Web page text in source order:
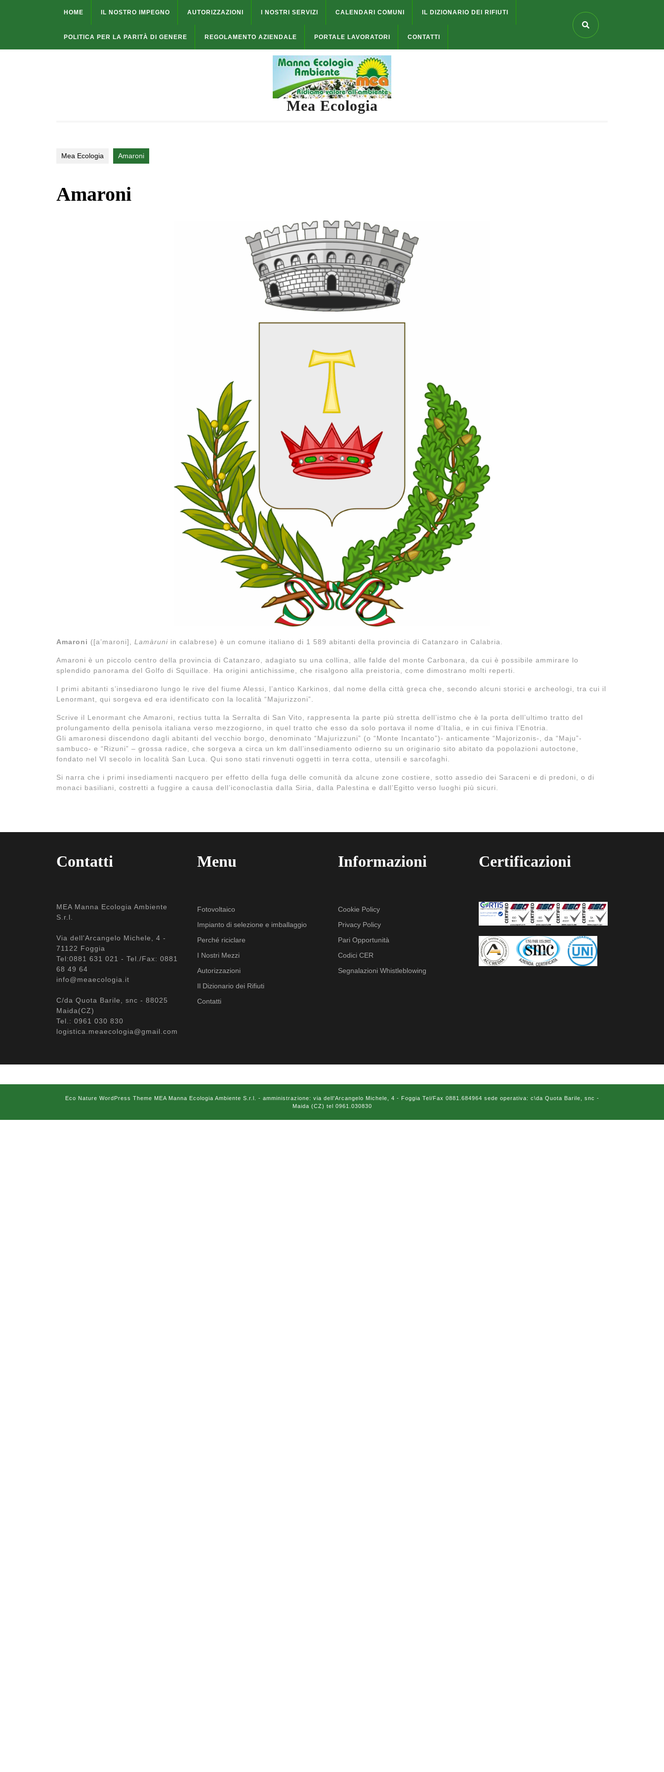
HOME IL NOSTRO IMPEGNO AUTORIZZAZIONI I NOSTRI SERVIZI CALENDARI COMUNI IL DIZIONARIO DEI RIFIUTI
POLITICA PER LA PARITÀ DI GENERE REGOLAMENTO AZIENDALE PORTALE LAVORATORI CONTATTI
Mea Ecologia
Mea Ecologia Amaroni
Amaroni
Amaroni ([a’maroni] Lamàruni in calabrese) è un comune italiano di 1 589 abitanti della provincia di Catanzaro in Calabria.
Amaroni è un piccolo centro della provincia di Catanzaro, adagiato su una collina, alle falde del monte Carbonara, da cui è possibile ammirare lo
splendido panorama del Golfo di Squillace. Ha origini antichissime, che risalgono alla preistoria, come dimostrano molti reperti.
I primi abitanti s’insediarono lungo le rive del fiume Alessi, l’antico Karkinos, dal nome della città greca che, secondo alcuni storici e archeologi, tra cui il
Lenormant, qui sorgeva ed era identificato con la località “Majurizzoni”.
Scrive il Lenormant che Amaroni, rectius tutta la Serralta di San Vito, rappresenta la parte più stretta dell’istmo che è la porta dell’ultimo tratto del
prolungamento della penisola italiana verso mezzogiorno, in quel tratto che esso da solo portava il nome d’Italia, e in cui finiva l’Enotria.
Gli amaronesi discendono dagli abitanti del vecchio borgo, denominato “Majurizzuni” (o “Monte Incantato”)- anticamente “Majorizonis-, da “Maju”-
sambuco- e “Rizuni” – grossa radice, che sorgeva a circa un km dall’insediamento odierno su un originario sito abitato da popolazioni autoctone,
fondato nel VI secolo in località San Luca. Qui sono stati rinvenuti oggetti in terra cotta, utensili e sarcofaghi.
Si narra che i primi insediamenti nacquero per effetto della fuga delle comunità da alcune zone costiere, sotto assedio dei Saraceni e di predoni, o di
monaci basiliani, costretti a fuggire a causa dell’iconoclastia dalla Siria, dalla Palestina e dall’Egitto verso luoghi più sicuri.
Contatti
MEA Manna Ecologia Ambiente
S.r.l.
Via dell'Arcangelo Michele, 4 -
71122 Foggia
Tel:0881 631 021 - Tel./Fax: 0881
68 49 64
info@meaecologia.it
C/da Quota Barile, snc - 88025
Maida(CZ)
Tel.: 0961 030 830
logistica.meaecologia@gmail.com
Menu
Fotovoltaico
Impianto di selezione e imballaggio
Perché riciclare
I Nostri Mezzi
Autorizzazioni
Il Dizionario dei Rifiuti
Contatti
Informazioni
Cookie Policy
Privacy Policy
Pari Opportunità
Codici CER
Segnalazioni Whistleblowing
Certificazioni
Eco Nature WordPress Theme MEA Manna Ecologia Ambiente S.r.l. - amministrazione: via dell'Arcangelo Michele, 4 - Foggia Tel/Fax 0881.684964 sede operativa: c\da Quota Barile, snc -
Maida (CZ) tel 0961.030830